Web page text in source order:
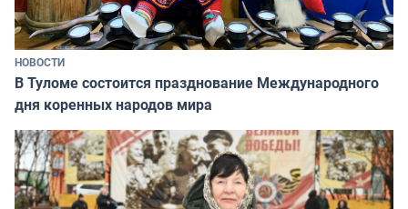
НОВОСТИ
В Туломе состоится празднование Международного
дня коренных народов мира